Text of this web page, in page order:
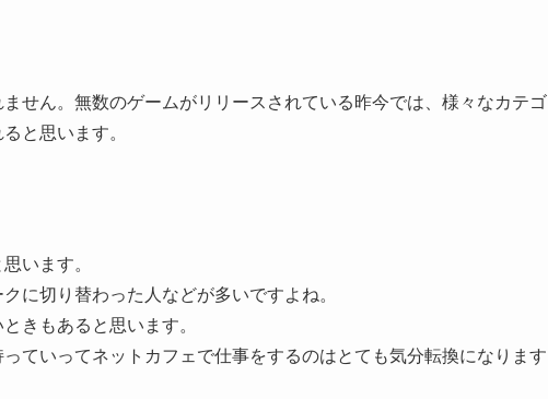
せん。無数のゲームがリリースされている昨今では、様々なカテゴ
と思います。
います。
に切り替わった人などが多いですよね。
きもあると思います。
ていってネットカフェで仕事をするのはとても気分転換になります